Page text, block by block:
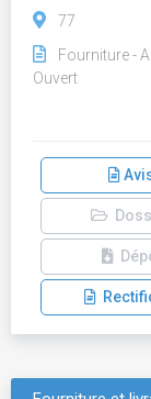
77
Fourniture -
Ouvert